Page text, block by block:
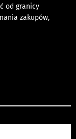
od granicy
zakupów,